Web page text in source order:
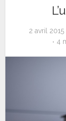
2 avril 2015
4